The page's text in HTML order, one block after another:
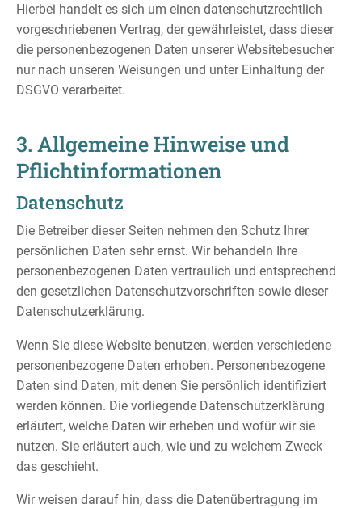
Hierbei handelt es sich um einen datenschutzrechtlich
vorgeschriebenen Vertrag, der gewährleistet, dass dieser
die personenbezogenen Daten unserer Websitebesucher
nur nach unseren Weisungen und unter Einhaltung der
DSGVO verarbeitet.
3. Allgemeine Hinweise und
Pflicht­informationen
Datenschutz
Die Betreiber dieser Seiten nehmen den Schutz Ihrer
persönlichen Daten sehr ernst. Wir behandeln Ihre
personenbezogenen Daten vertraulich und entsprechend
den gesetzlichen Datenschutzvorschriften sowie dieser
Datenschutzerklärung.
Wenn Sie diese Website benutzen, werden verschiedene
personenbezogene Daten erhoben. Personenbezogene
Daten sind Daten, mit denen Sie persönlich identifiziert
werden können. Die vorliegende Datenschutzerklärung
erläutert, welche Daten wir erheben und wofür wir sie
nutzen. Sie erläutert auch, wie und zu welchem Zweck
das geschieht.
Wir weisen darauf hin, dass die Datenübertragung im